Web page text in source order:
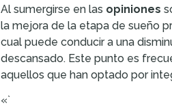
Al sumergirse en las opiniones
la mejora de la etapa de sueño
cual puede conducir a una
descansado. Este punto es
aquellos que han optado por
«`